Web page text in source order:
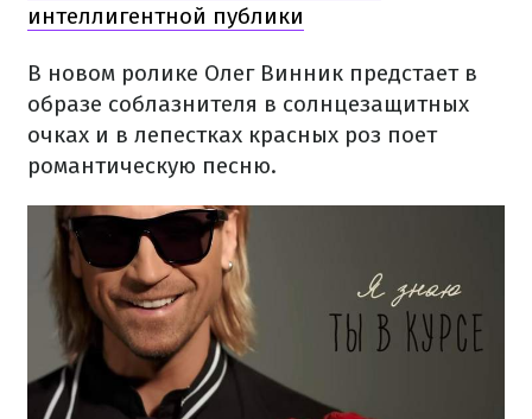
интеллигентной публики
В новом ролике Олег Винник предстает в
образе соблазнителя в солнцезащитных
очках и в лепестках красных роз поет
романтическую песню.